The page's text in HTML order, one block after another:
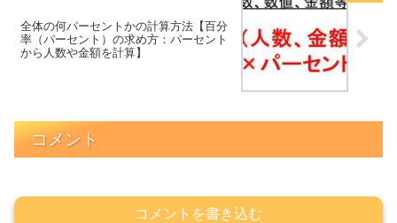
全体の何パーセントかの計算方法【百分
率（パーセント）の求め方：パーセント
から人数や金額を計算】
コメント
コメントを書き込む